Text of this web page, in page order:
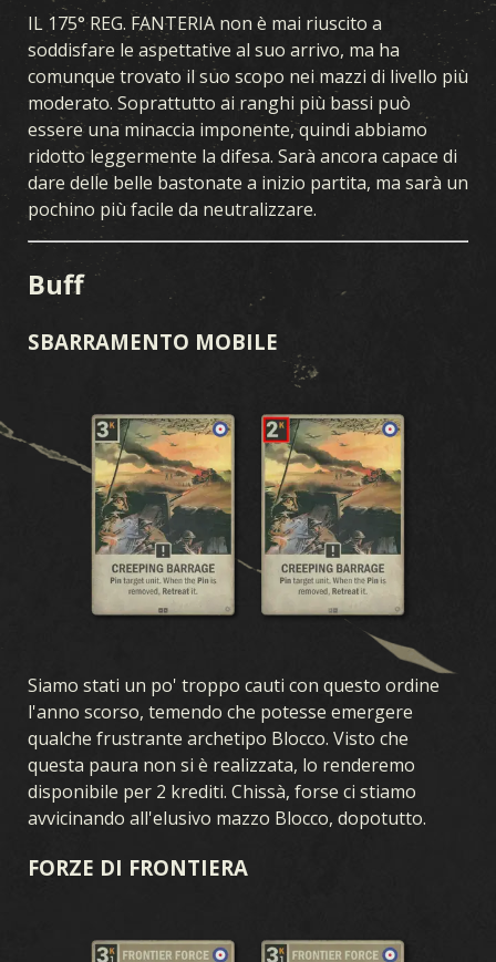
IL 175° REG. FANTERIA non è mai riuscito a
soddisfare le aspettative al suo arrivo, ma ha
comunque trovato il suo scopo nei mazzi di livello più
moderato. Soprattutto ai ranghi più bassi può
essere una minaccia imponente, quindi abbiamo
ridotto leggermente la difesa. Sarà ancora capace di
dare delle belle bastonate a inizio partita, ma sarà un
pochino più facile da neutralizzare.
Buff
SBARRAMENTO MOBILE
Siamo stati un po' troppo cauti con questo ordine
l'anno scorso, temendo che potesse emergere
qualche frustrante archetipo Blocco. Visto che
questa paura non si è realizzata, lo renderemo
disponibile per 2 krediti. Chissà, forse ci stiamo
avvicinando all'elusivo mazzo Blocco, dopotutto.
FORZE DI FRONTIERA
KARDS ACADEMY DOMANDE FREQUENTI
CARTE
COLLEZIONE COSTRUTTORE DI MAZZI MAZZI DRAFT
ESPANSIONE
TEMPESTA IN OCEANIA PRIMI ANNI
GUERRA NAVALE
FERRO E SANGUE
OPERAZIONI SEGRETE
COMPAGNI D'ARMI
TEATRI DI GUERRA FEDELTÀ